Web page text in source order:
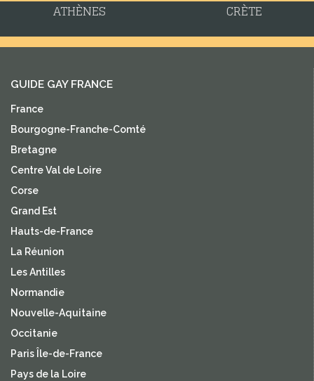
ATHÈNES CRÈTE
GUIDE GAY FRANCE
France
Bourgogne-Franche-Comté
Bretagne
Centre Val de Loire
Corse
Grand Est
Hauts-de-France
La Réunion
Les Antilles
Normandie
Nouvelle-Aquitaine
Occitanie
Paris Île-de-France
Pays de la Loire